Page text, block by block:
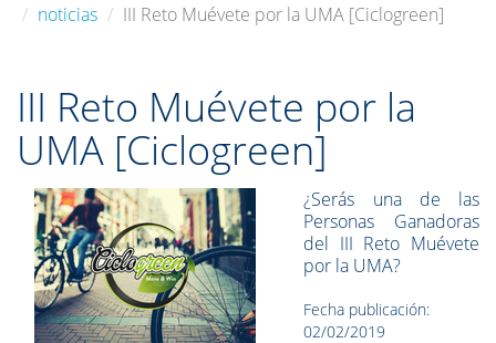
noticias
III Reto Muévete por la UMA [Ciclogreen]
III Reto Muévete por la
UMA [Ciclogreen]
¿Serás una de las
Personas Ganadoras
del III Reto Muévete
por la UMA?
Fecha publicación:
02/02/2019